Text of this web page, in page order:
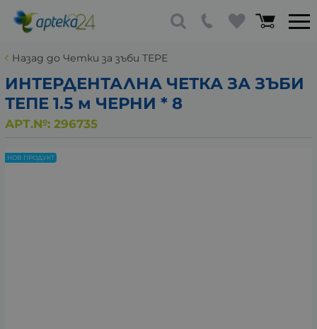
Назад до Четки за зъби TEPE
ИНТЕРДЕНТАЛНА ЧЕТКА ЗА ЗЪБИ
ТЕПЕ 1.5 м ЧЕРНИ * 8
АРТ.№: 296735
НОВ ПРОДУКТ